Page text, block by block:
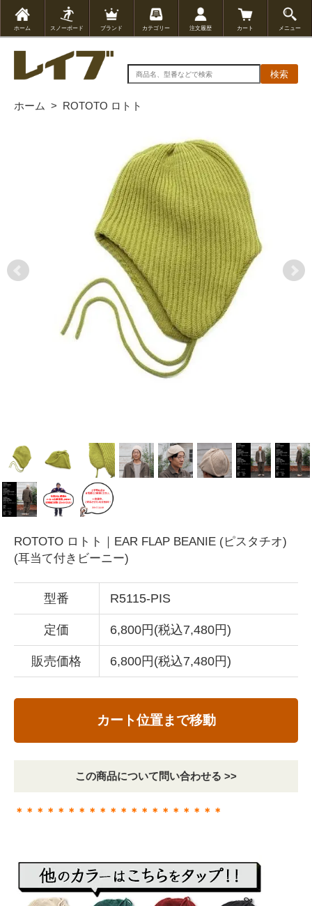
ホーム スノーボード ブランド カテゴリー 注文履歴 カート メニュー
検索
ホーム > ROTOTO ロトト
ROTOTO ロトト｜EAR FLAP BEANIE (ピスタチオ)
(耳当て付きビーニー)
型番 R5115-PIS
定価 6,800円(税込7,480円)
販売価格 6,800円(税込7,480円)
カート位置まで移動
この商品について問い合わせる >>
＊＊＊＊＊＊＊＊＊＊＊＊＊＊＊＊＊＊＊＊